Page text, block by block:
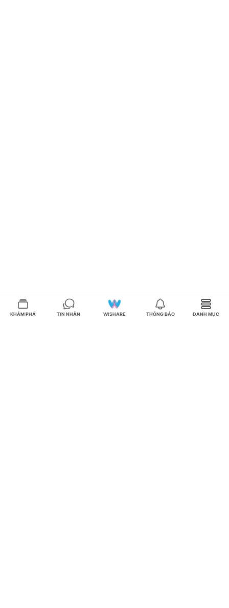
KHÁM PHÁ TIN NHẮN WISHARE THÔNG BÁO DANH MỤC